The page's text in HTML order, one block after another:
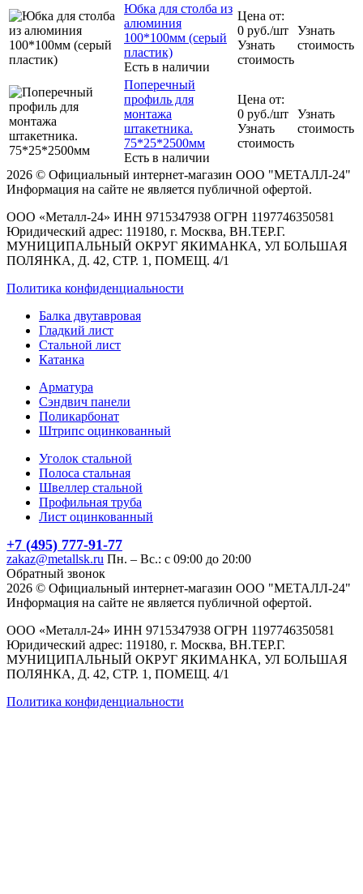
Юбка для столба из
алюминия
100*100мм (серый
пластик)
Есть в наличии
Цена от:
0 руб./шт
Узнать
стоимость
Узнать
стоимость
Поперечный
профиль для
монтажа
штакетника.
75*25*2500мм
Есть в наличии
Цена от:
0 руб./шт
Узнать
стоимость
Узнать
стоимость
2026 © Официальный интернет-магазин ООО "МЕТАЛЛ-24"
Информация на сайте не является публичной офертой.
ООО «Металл-24» ИНН 9715347938 ОГРН 1197746350581
Юридический адрес: 119180, г. Москва, ВН.ТЕР.Г.
МУНИЦИПАЛЬНЫЙ ОКРУГ ЯКИМАНКА, УЛ БОЛЬШАЯ
ПОЛЯНКА, Д. 42, СТР. 1, ПОМЕЩ. 4/1
Политика конфиденциальности
Балка двутавровая
Гладкий лист
Стальной лист
Катанка
Арматура
Сэндвич панели
Поликарбонат
Штрипс оцинкованный
Уголок стальной
Полоса стальная
Швеллер стальной
Профильная труба
Лист оцинкованный
+7 (495) 777-91-77
zakaz@metallsk.ru Пн. – Вс.: с 09:00 до 20:00
Обратный звонок
2026 © Официальный интернет-магазин ООО "МЕТАЛЛ-24"
Информация на сайте не является публичной офертой.
ООО «Металл-24» ИНН 9715347938 ОГРН 1197746350581
Юридический адрес: 119180, г. Москва, ВН.ТЕР.Г.
МУНИЦИПАЛЬНЫЙ ОКРУГ ЯКИМАНКА, УЛ БОЛЬШАЯ
ПОЛЯНКА, Д. 42, СТР. 1, ПОМЕЩ. 4/1
Политика конфиденциальности